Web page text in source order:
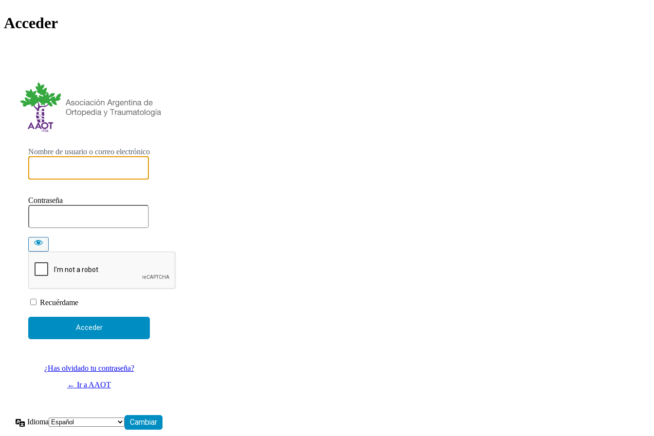
Acceder
Nombre de usuario o correo electrónico
Contraseña
Recuérdame
¿Has olvidado tu contraseña?
← Ir a AAOT
Idioma